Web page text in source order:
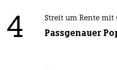
4 Streit um Rente mit
Passgenauer